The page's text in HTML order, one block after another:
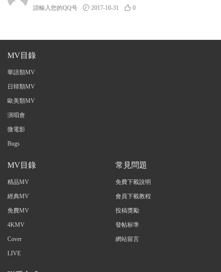
請輸入您的QQ号 2017-10-31 0
MV目錄
華語類MV
日韓類MV
歐美類MV
演唱會
微電影
Bugs
MV目錄
精品MV
經典MV
免費MV
4KMV
Cover
LIVE
常見問題
免費下載說明
會員下載教程
投稿獎勵
發帖标準
網站留言